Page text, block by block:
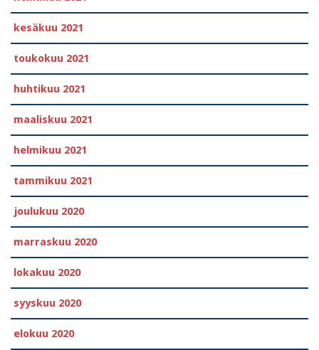
kesäkuu 2021
toukokuu 2021
huhtikuu 2021
maaliskuu 2021
helmikuu 2021
tammikuu 2021
joulukuu 2020
marraskuu 2020
lokakuu 2020
syyskuu 2020
elokuu 2020